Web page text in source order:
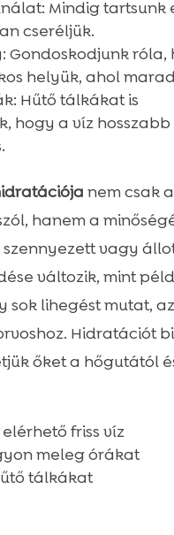
Mindig tartsunk
cseréljük.
Gondoskodjunk róla,
helyük, ahol
Hűtő tálkákat is
hogy a víz
nem csak
hanem a
vagy
változik, mint
sok lihegést mutat,
Hidratációt
őket a hőgutától
friss víz
meleg órákat
tálkákat